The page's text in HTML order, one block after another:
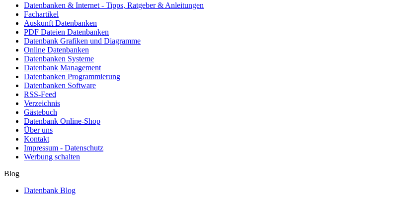
Datenbanken & Internet - Tipps, Ratgeber & Anleitungen
Fachartikel
Auskunft Datenbanken
PDF Dateien Datenbanken
Datenbank Grafiken und Diagramme
Online Datenbanken
Datenbanken Systeme
Datenbank Management
Datenbanken Programmierung
Datenbanken Software
RSS-Feed
Verzeichnis
Gästebuch
Datenbank Online-Shop
Über uns
Kontakt
Impressum - Datenschutz
Werbung schalten
Blog
Datenbank Blog